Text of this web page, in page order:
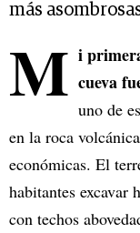
más
M i
cueva
uno de
en la roca
económicas. El
habitantes excavar
con techos